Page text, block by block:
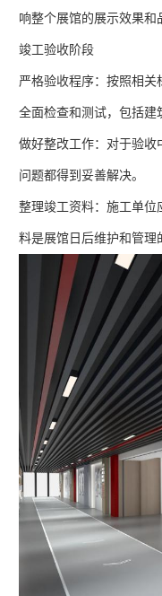
响整个展馆的展示效果和
竣工验收阶段
严格验收程序：按照相
全面检查和测试，包括建
做好整改工作：对于验收
问题都得到妥善解决。
整理竣工资料：施工单位
料是展馆日后维护和管理